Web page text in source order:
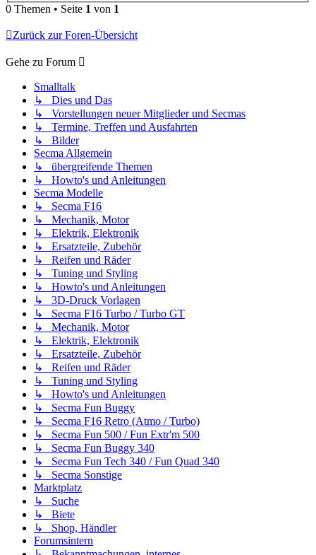
0 Themen • Seite 1 von 1
Zurück zur Foren-Übersicht
Gehe zu Forum
Smalltalk
↳ Dies und Das
↳ Vorstellungen neuer Mitglieder und Secmas
↳ Termine, Treffen und Ausfahrten
↳ Bilder
Secma Allgemein
↳ übergreifende Themen
↳ Howto's und Anleitungen
Secma Modelle
↳ Secma F16
↳ Mechanik, Motor
↳ Elektrik, Elektronik
↳ Ersatzteile, Zubehör
↳ Reifen und Räder
↳ Tuning und Styling
↳ Howto's und Anleitungen
↳ 3D-Druck Vorlagen
↳ Secma F16 Turbo / Turbo GT
↳ Mechanik, Motor
↳ Elektrik, Elektronik
↳ Ersatzteile, Zubehör
↳ Reifen und Räder
↳ Tuning und Styling
↳ Howto's und Anleitungen
↳ Secma Fun Buggy
↳ Secma F16 Retro (Atmo / Turbo)
↳ Secma Fun 500 / Fun Extr'm 500
↳ Secma Fun Buggy 340
↳ Secma Fun Tech 340 / Fun Quad 340
↳ Secma Sonstige
Marktplatz
↳ Suche
↳ Biete
↳ Shop, Händler
Forumsintern